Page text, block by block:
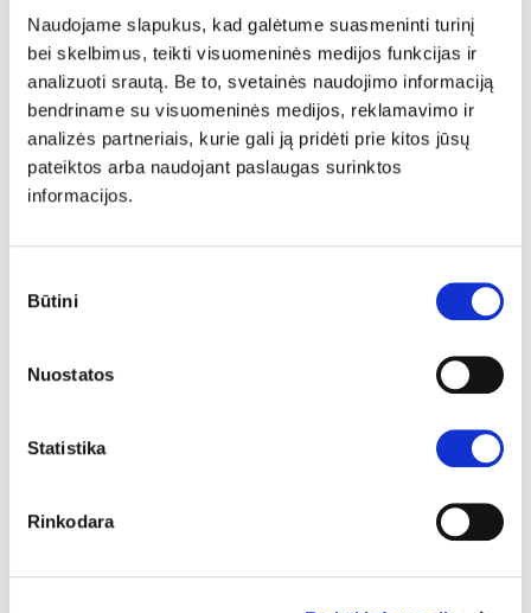
Naudojame slapukus, kad galėtume suasmeninti turinį
bei skelbimus, teikti visuomeninės medijos funkcijas ir
analizuoti srautą. Be to, svetainės naudojimo informaciją
bendriname su visuomeninės medijos, reklamavimo ir
analizės partneriais, kurie gali ją pridėti prie kitos jūsų
pateiktos arba naudojant paslaugas surinktos
informacijos.
pasirinkimas
Būtini
Nuostatos
Statistika
Rinkodara
norint serverio atstatymo, rekomenduojame visų pirma kreiptis į
„Interneto vizijos“ specialistus nurodant, koks duomenų atstatymas
(viso serverio ar konkrečių failų) yra reikalingas.
SVARBU:Saugyklų planai yra skirti nekritinių duomenų saugojimui,
todėl negeneruojame kopijų iš savo pusės.
Savarankiškas duomenų kopijų kūrimas ir atstatymas
arba atstatyti senesnę svetainės versiją, rekomenduojame reguliariai
galėsite susikurti visų talpinimo plane esančių duomenų kopiją arba
konkretaus duomenų tipo kopiją. Šią kopiją galėsite atstatyti tik